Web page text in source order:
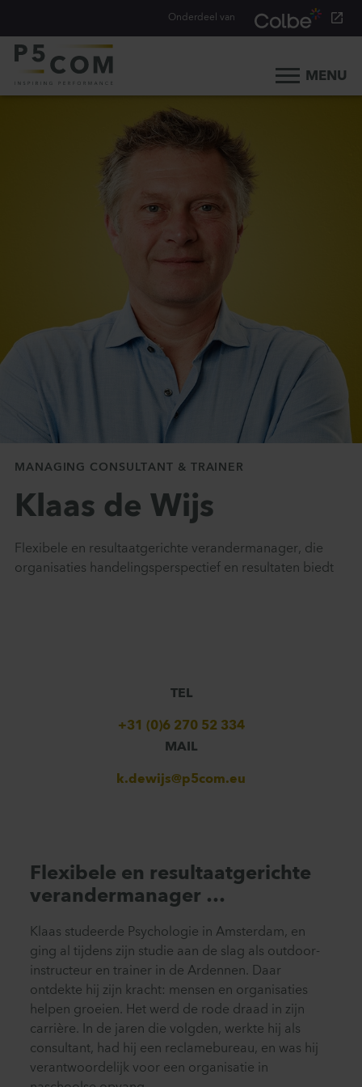
Onderdeel van
MENU
Alle consultancy vacatures
Traineeship Consultancy
MANAGING CONSULTANT & TRAINER
Klaas de Wijs
Flexibele en resultaatgerichte verandermanager, die
organisaties handelingsperspectief en resultaten biedt
TEL
+31 (0)6 270 52 334
MAIL
k.dewijs@p5com.eu
Flexibele en resultaatgerichte
verandermanager …
Klaas studeerde Psychologie in Amsterdam, en
ging al tijdens zijn studie aan de slag als outdoor-
instructeur en trainer in de Ardennen. Daar
ontdekte hij zijn kracht: mensen en organisaties
helpen groeien. Het werd de rode draad in zijn
carrière. In de jaren die volgden, werkte hij als
consultant, had hij een reclamebureau, en was hij
verantwoordelijk voor een organisatie in